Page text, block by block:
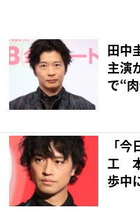
田中
主演
で“
「
工
歩中